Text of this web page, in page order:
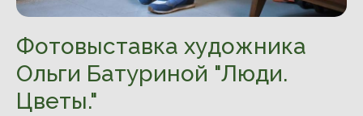
Фотовыставка художника
Ольги Батуриной "Люди.
Цветы."